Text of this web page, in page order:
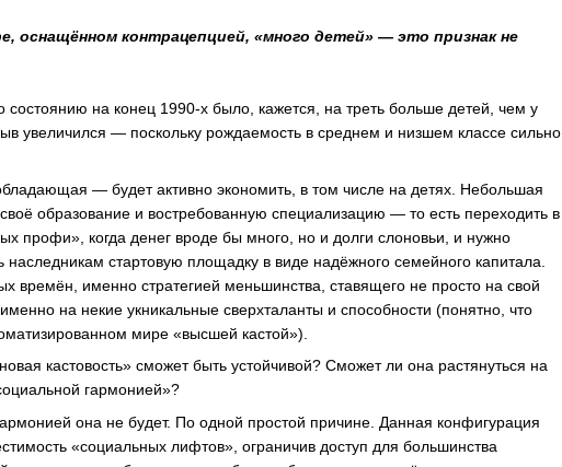
оснащённом контрацепцией, «много детей» — это признак не
состоянию на конец 1990-х было, кажется, на треть больше детей, чем у
увеличился — поскольку рождаемость в среднем и низшем классе сильно
— будет активно экономить, в том числе на детях. Небольшая
образование и востребованную специализацию — то есть переходить в
профи», когда денег вроде бы много, но и долги слоновьи, и нужно
наследникам стартовую площадку в виде надёжного семейного капитала.
времён, именно стратегией меньшинства, ставящего не просто на свой
на некие укникальные сверхталанты и способности (понятно, что
мире «высшей кастой»).
кастовость» сможет быть устойчивой? Сможет ли она растянуться на
гармонией»?
она не будет. По одной простой причине. Данная конфигурация
«социальных лифтов», ограничив доступ для большинства